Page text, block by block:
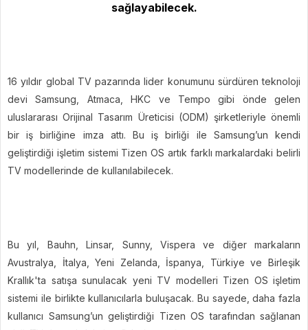
sağlayabilecek.
16 yıldır global TV pazarında lider konumunu sürdüren teknoloji
devi Samsung, Atmaca, HKC ve Tempo gibi önde gelen
uluslararası Orijinal Tasarım Üreticisi (ODM) şirketleriyle önemli
bir iş birliğine imza attı. Bu iş birliği ile Samsung’un kendi
geliştirdiği işletim sistemi Tizen OS artık farklı markalardaki belirli
TV modellerinde de kullanılabilecek.
Bu yıl, Bauhn, Linsar, Sunny, Vispera ve diğer markaların
Avustralya, İtalya, Yeni Zelanda, İspanya, Türkiye ve Birleşik
Krallık'ta satışa sunulacak yeni TV modelleri Tizen OS işletim
sistemi ile birlikte kullanıcılarla buluşacak. Bu sayede, daha fazla
kullanıcı Samsung’un geliştirdiği Tizen OS tarafından sağlanan